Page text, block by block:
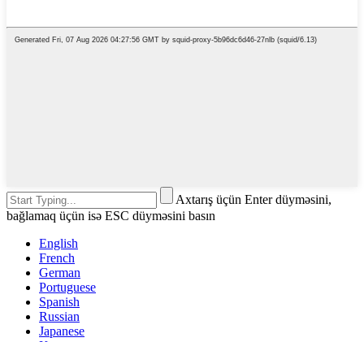
Axtarış üçün Enter düyməsini,
bağlamaq üçün isə ESC düyməsini basın
English
French
German
Portuguese
Spanish
Russian
Japanese